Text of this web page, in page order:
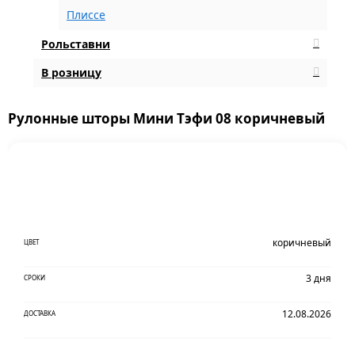
Плиссе
Рольставни
В розницу
Рулонные шторы Мини Тэфи 08 коричневый
ЦВЕТ коричневый
СРОКИ 3 дня
ДОСТАВКА 12.08.2026